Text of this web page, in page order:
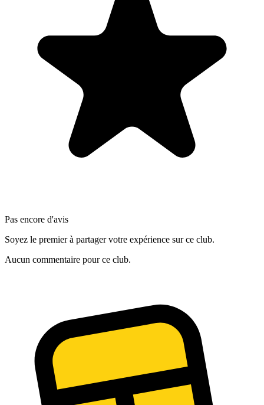
Pas encore d'avis
Soyez le premier à partager votre expérience sur ce club.
Aucun commentaire pour ce club.